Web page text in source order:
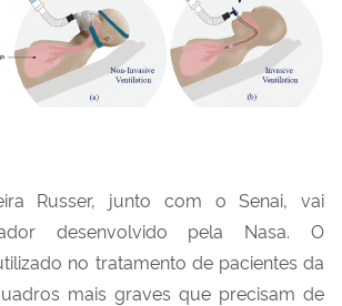
Russer, junto com o Senai, vai
desenvolvido pela Nasa. O
no tratamento de pacientes da
mais graves que precisam de